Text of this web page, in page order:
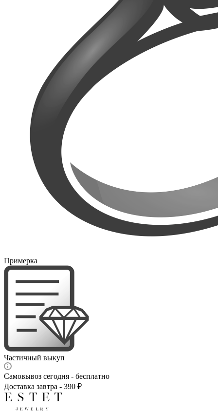
Примерка
Частичный выкуп
Самовывоз сегодня - бесплатно
Доставка завтра - 390 ₽